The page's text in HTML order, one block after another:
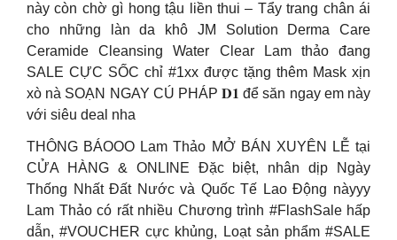
này còn chờ gì hong tậu liền thui – Tẩy trang chân ái
cho những làn da khô JM Solution Derma Care
Ceramide Cleansing Water Clear Lam thảo đang
SALE CỰC SỐC chỉ #1xx được tặng thêm Mask xịn
xò nà SOẠN NGAY CÚ PHÁP 𝐃𝟏 để săn ngay em này
với siêu deal nha
THÔNG BÁOOO Lam Thảo MỞ BÁN XUYÊN LỄ tại
CỬA HÀNG & ONLINE Đặc biệt, nhân dịp Ngày
Thống Nhất Đất Nước và Quốc Tế Lao Động nàyyy
Lam Thảo có rất nhiều Chương trình #FlashSale hấp
dẫn, #VOUCHER cực khủng, Loạt sản phẩm #SALE